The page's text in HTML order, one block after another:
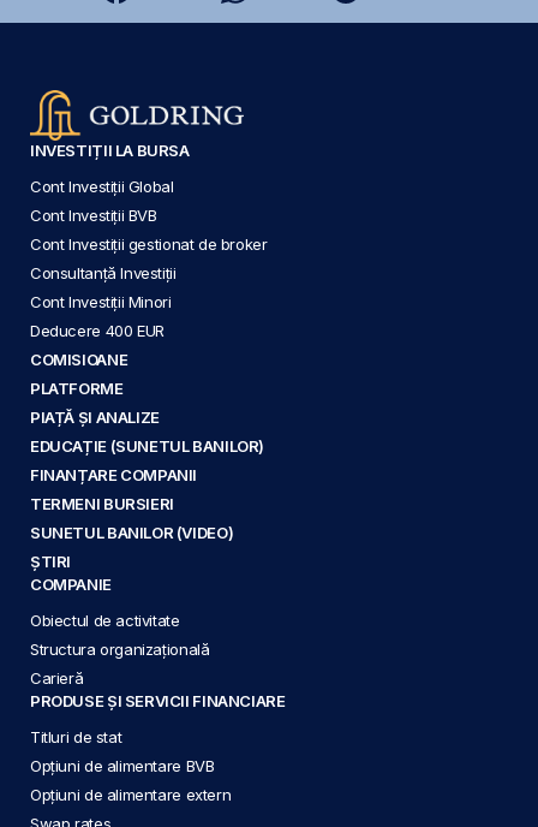
INVESTIȚII LA BURSA
Cont Investiții Global
Cont Investiții BVB
Cont Investiții gestionat de broker
Consultanță Investiții
Cont Investiții Minori
Deducere 400 EUR
COMISIOANE
PLATFORME
PIAȚĂ ȘI ANALIZE
EDUCAȚIE (SUNETUL BANILOR)
FINANȚARE COMPANII
TERMENI BURSIERI
SUNETUL BANILOR (VIDEO)
ȘTIRI
COMPANIE
Obiectul de activitate
Structura organizațională
Carieră
PRODUSE ȘI SERVICII FINANCIARE
Titluri de stat
Opțiuni de alimentare BVB
Opțiuni de alimentare extern
Swap rates